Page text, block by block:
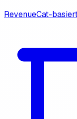
RevenueCat-